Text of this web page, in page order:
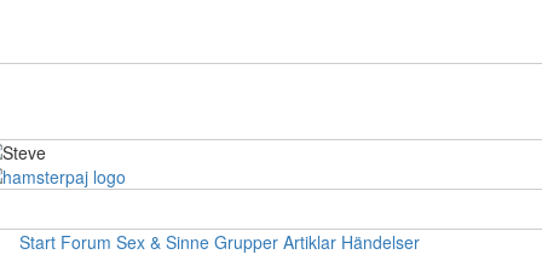
Start Forum Sex & Sinne Grupper Artiklar Händelser